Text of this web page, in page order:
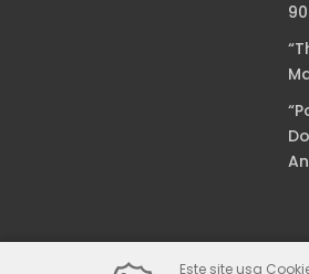
90
Este site usa